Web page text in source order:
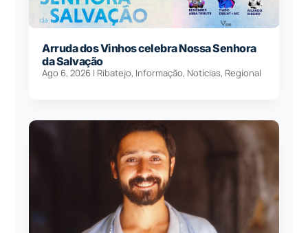
Arruda dos Vinhos celebra Nossa Senhora
da Salvação
Ago 6, 2026 | Ribatejo, Informação, Notícias, Regional